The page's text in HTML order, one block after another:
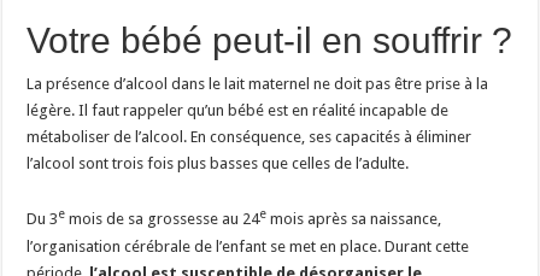
Votre bébé peut-il en souffrir ?
La présence d’alcool dans le lait maternel ne doit pas être prise à la
légère. Il faut rappeler qu’un bébé est en réalité incapable de
métaboliser de l’alcool. En conséquence, ses capacités à éliminer
l’alcool sont trois fois plus basses que celles de l’adulte.
Du 3e mois de sa grossesse au 24e mois après sa naissance,
l’organisation cérébrale de l’enfant se met en place. Durant cette